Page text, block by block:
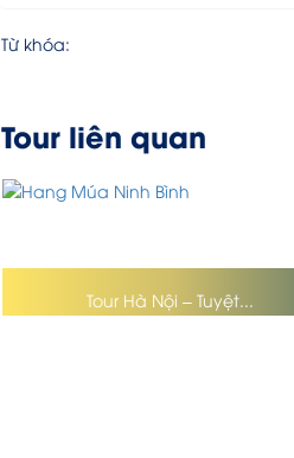
Từ khóa:
Tour liên quan
Tour Hà Nội – Tuyệt...